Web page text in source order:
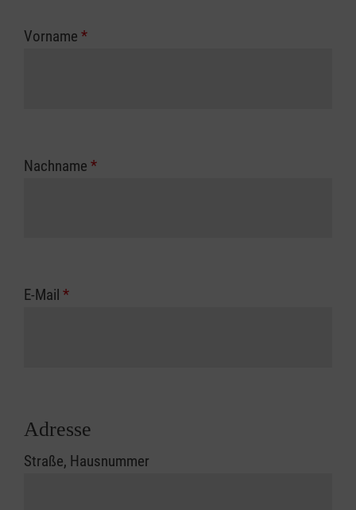
Vorname *
Nachname *
E-Mail *
Adresse
Straße, Hausnummer